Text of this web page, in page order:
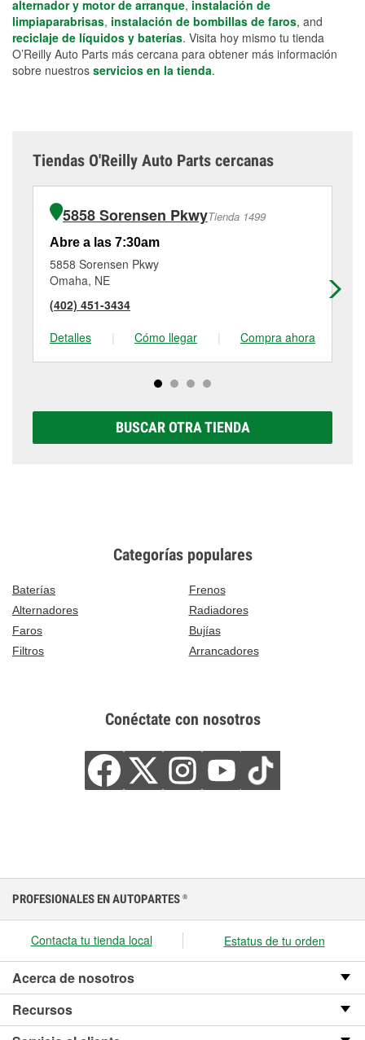
alternador y motor de arranque, instalación de
limpiaparabrisas, instalación de bombillas de faros, and
reciclaje de líquidos y baterías. Visita hoy mismo tu tienda
O’Reilly Auto Parts más cercana para obtener más información
sobre nuestros servicios en la tienda.
Tiendas O'Reilly Auto Parts cercanas
5858 Sorensen PkwyTienda 1499
Abre a las 7:30am
5858 Sorensen Pkwy
Omaha, NE
(402) 451-3434
Detalles
| Cómo llegar | Compra ahora
BUSCAR OTRA TIENDA
Categorías populares
Baterías
Frenos
Alternadores
Radiadores
Faros
Bujías
Filtros
Arrancadores
Conéctate con nosotros
PROFESIONALES EN AUTOPARTES ®
Contacta tu tienda local Estatus de tu orden
Acerca de nosotros
Recursos